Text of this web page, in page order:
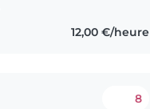
12,00 €/heure
8